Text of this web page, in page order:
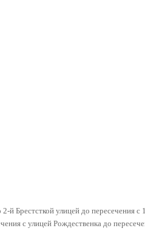
й Брестсткой улицей до пересечения
с улицей Рождественка до